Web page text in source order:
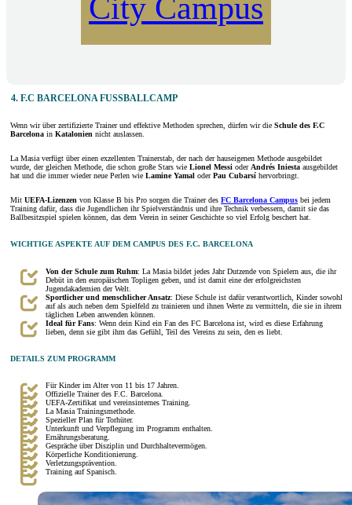
City Campus
4. F.C BARCELONA FUSSBALLCAMP
Wenn wir über zertifizierte Trainer und effektive Methoden sprechen, dürfen wir die Schule des F.C
Barcelona in Katalonien nicht auslassen.
La Masia verfügt über einen exzellenten Trainerstab, der nach der hauseigenen Methode ausgebildet
wurde, der gleichen Methode, die schon große Stars wie Lionel Messi oder Andrés Iniesta ausgebildet
hat und die immer wieder neue Perlen wie Lamine Yamal oderPau Cubarsí hervorbringt.
Mit UEFA-Lizenzen von Klasse B bis Pro sorgen die Trainer des FC Barcelona Campus bei jedem
Training dafür, dass die Jugendlichen ihr Spielverständnis und ihre Technik verbessern, damit sie das
Ballbesitzspiel spielen können, das dem Verein in seiner Geschichte so viel Erfolg beschert hat.
WICHTIGE ASPEKTE AUF DEM CAMPUS DES F.C. BARCELONA
Von der Schule zum Ruhm: La Masia bildet jedes Jahr Dutzende von Spielern aus, die ihr
Debüt in den europäischen Topligen geben, und ist damit eine der erfolgreichsten
Jugendakademien der Welt.
Sportlicher und menschlicher Ansatz: Diese Schule ist dafür verantwortlich, Kinder sowohl
auf als auch neben dem Spielfeld zu trainieren und ihnen Werte zu vermitteln, die sie in ihrem
täglichen Leben anwenden können.
Ideal für Fans: Wenn dein Kind ein Fan des FC Barcelona ist, wird es diese Erfahrung
lieben, denn sie gibt ihm das Gefühl, Teil des Vereins zu sein, den es liebt.
DETAILS ZUM PROGRAMM
Für Kinder im Alter von 11 bis 17 Jahren.
Offizielle Trainer des F.C. Barcelona.
UEFA-Zertifikat und vereinsinternes Training.
La Masia Trainingsmethode.
Spezieller Plan für Torhüter.
Unterkunft und Verpflegung im Programm enthalten.
Ernährungsberatung.
Gespräche über Disziplin und Durchhaltevermögen.
Körperliche Konditionierung.
Verletzungsprävention.
Training auf Spanisch.